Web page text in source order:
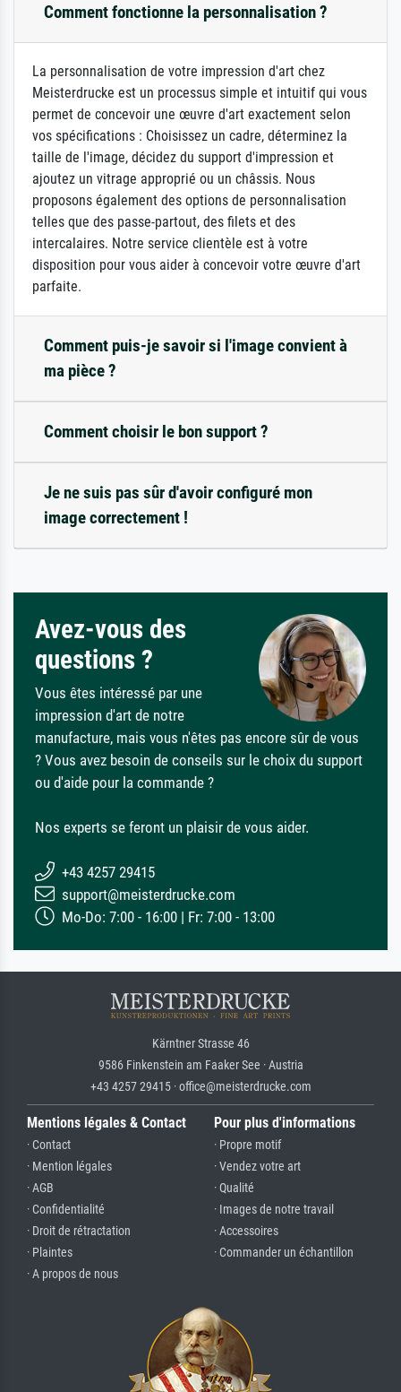
Comment fonctionne la personnalisation ?
La personnalisation de votre impression d'art chez
Meisterdrucke est un processus simple et intuitif qui vous
permet de concevoir une œuvre d'art exactement selon
vos spécifications : Choisissez un cadre, déterminez la
taille de l'image, décidez du support d'impression et
ajoutez un vitrage approprié ou un châssis. Nous
proposons également des options de personnalisation
telles que des passe-partout, des filets et des
intercalaires. Notre service clientèle est à votre
disposition pour vous aider à concevoir votre œuvre d'art
parfaite.
Comment puis-je savoir si l'image convient à
ma pièce ?
Comment choisir le bon support ?
Je ne suis pas sûr d'avoir configuré mon
image correctement !
Avez-vous des
questions ?
Vous êtes intéressé par une
impression d'art de notre
manufacture, mais vous n'êtes pas encore sûr de vous
? Vous avez besoin de conseils sur le choix du support
ou d'aide pour la commande ?
Nos experts se feront un plaisir de vous aider.
+43 4257 29415
support@meisterdrucke.com
Mo-Do: 7:00 - 16:00 | Fr: 7:00 - 13:00
Kärntner Strasse 46
9586 Finkenstein am Faaker See · Austria
+43 4257 29415 · office@meisterdrucke.com
Mentions légales & Contact
· Contact
· Mention légales
· AGB
· Confidentialité
· Droit de rétractation
· Plaintes
· A propos de nous
Pour plus d'informations
· Propre motif
· Vendez votre art
· Qualité
· Images de notre travail
· Accessoires
· Commander un échantillon